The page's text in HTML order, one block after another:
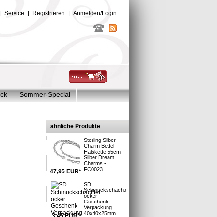
Service Registrieren Anmelden/Login
Sommer-Special
ähnliche Produkte
47,95 EUR*
Sterling Silber
Charm Bettel
Halskette 55cm -
Silber Dream
Charms -
FC0023
3,45EUR*
SD
Schmuckschachtel
ocker
Geschenk-
Verpackung
40x40x25mm